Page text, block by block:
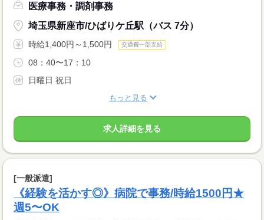
医療事務・調剤事務
埼玉県新座市/ひばりケ丘駅（バス 7分）
時給1,400円～1,500円 交通費一部支給
08：40〜17：10
日曜日 祝日
もっと見る
求人詳細を見る
[一般派遣]
《経験を活かす◎》病院で事務/時給1500円★
週5〜OK